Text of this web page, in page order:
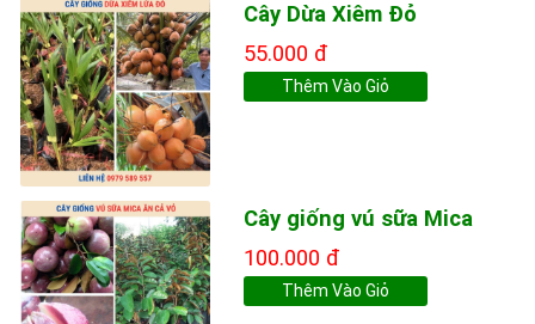
Cây Dừa Xiêm Đỏ
55.000 đ
Thêm Vào Giỏ
Cây giống vú sữa Mica
100.000 đ
Thêm Vào Giỏ